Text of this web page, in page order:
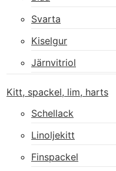
Svarta
Kiselgur
Järnvitriol
Kitt, spackel, lim, harts
Schellack
Linoljekitt
Finspackel